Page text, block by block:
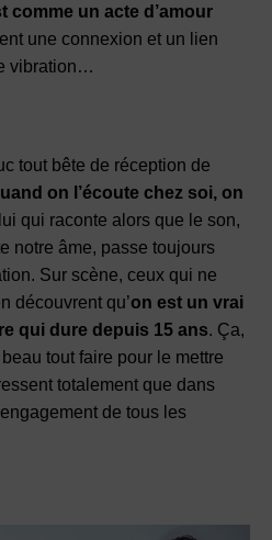
comme un acte d’amour
une connexion et un lien
vibration…
tout bête de réception de
on l’écoute chez soi, on
qui raconte alors que le son,
notre âme, passe toujours
Sur scène, ceux qui ne
découvrent qu’on est un vrai
qui dure depuis 15 ans. Ça,
tout faire pour le mettre
totalement que dans
de tous les